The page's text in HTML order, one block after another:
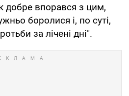
добре впорався з цим,
боролися і, по суті,
за лічені дні".